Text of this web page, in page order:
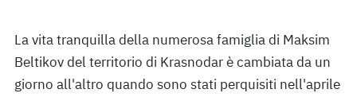
La vita tranquilla della numerosa famiglia di Maksim
Beltikov del territorio di Krasnodar è cambiata da un
giorno all'altro quando sono stati perquisiti nell'aprile